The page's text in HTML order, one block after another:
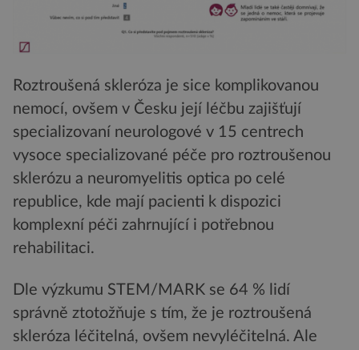
Roztroušená skleróza je sice komplikovanou
nemocí, ovšem v Česku její léčbu zajišťují
specializovaní neurologové v 15 centrech
vysoce specializované péče pro roztroušenou
sklerózu a neuromyelitis optica po celé
republice, kde mají pacienti k dispozici
komplexní péči zahrnující i potřebnou
rehabilitaci.
Dle výzkumu STEM/MARK se 64 % lidí
správně ztotožňuje s tím, že je roztroušená
skleróza léčitelná, ovšem nevyléčitelná. Ale